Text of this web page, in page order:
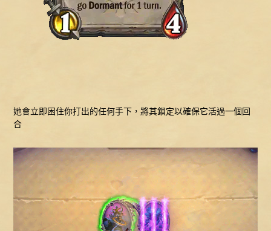
她會立即困住你打出的任何手下，將其鎖定以確保它活過一個回
合